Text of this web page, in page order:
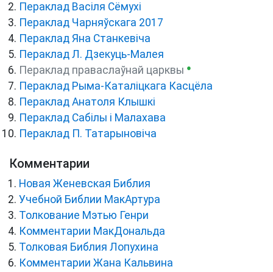
Пераклад Васіля Сёмухі
Пераклад Чарняўскага 2017
Пераклад Яна Станкевіча
Пераклад Л. Дзекуць-Малея
Пераклад праваслаўнай царквы ●
Пераклад Рыма-Каталіцкага Касцёла
Пераклад Анатоля Клышкi
Пераклад Сабілы і Малахава
Пераклад П. Татарыновіча
Комментарии
Новая Женевская Библия
Учебной Библии МакАртура
Толкование Мэтью Генри
Комментарии МакДональда
Толковая Библия Лопухина
Комментарии Жана Кальвина